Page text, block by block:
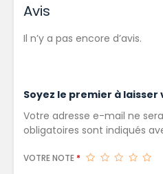
Avis
Il n’y a pas encore d’avis.
Soyez le premier à
Votre adresse e-mail ne
obligatoires sont indiqués
VOTRE NOTE *